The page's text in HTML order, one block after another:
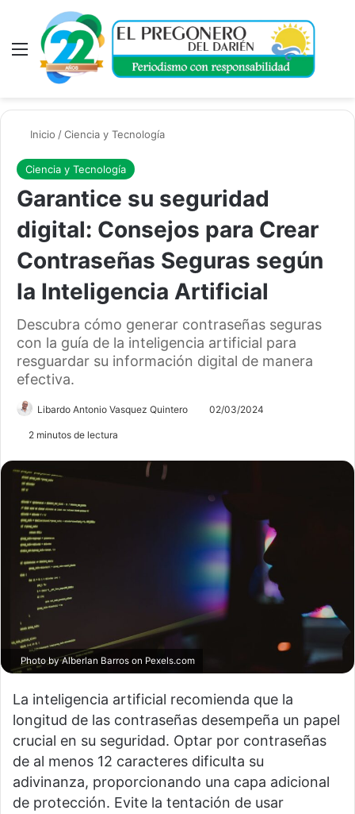
Menú
Inicio /Ciencia y Tecnología
Ciencia y Tecnología
Garantice su seguridad
digital: Consejos para Crear
Contraseñas Seguras según
la Inteligencia Artificial
Descubra cómo generar contraseñas seguras
con la guía de la inteligencia artificial para
resguardar su información digital de manera
efectiva.
Libardo Antonio Vasquez Quintero 02/03/2024
2 minutos de lectura
Photo by Alberlan Barros on Pexels.com
La inteligencia artificial recomienda que la
longitud de las contraseñas desempeña un papel
crucial en su seguridad. Optar por contraseñas
de al menos 12 caracteres dificulta su
adivinanza, proporcionando una capa adicional
de protección. Evite la tentación de usar